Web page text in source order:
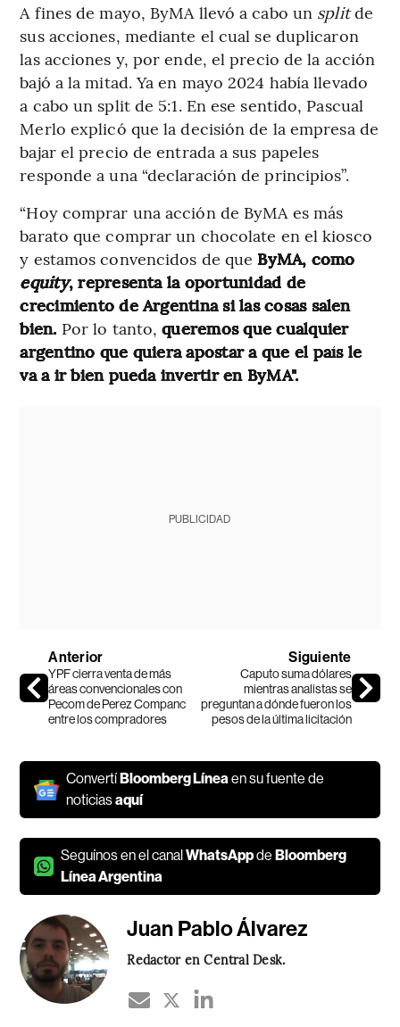
A fines de mayo, ByMA llevó a cabo un splitde
sus acciones, mediante el cual se duplicaron
las acciones y, por ende, el precio de la acción
bajó a la mitad. Ya en mayo 2024 había llevado
a cabo un split de 5:1. En ese sentido, Pascual
Merlo explicó que la decisión de la empresa de
bajar el precio de entrada a sus papeles
responde a una “declaración de principios”.
“Hoy comprar una acción de ByMA es más
barato que comprar un chocolate en el kiosco
y estamos convencidos de que ByMA, como
equity, representa la oportunidad de
crecimiento de Argentina si las cosas salen
bien. Por lo tanto,queremos que cualquier
argentino que quiera apostar a que el país le
va a ir bien pueda invertir en ByMA".
PUBLICIDAD
Anterior
YPF cierra venta de más
áreas convencionales con
Pecom de Perez Companc
entre los compradores
Siguiente
Caputo suma dólares
mientras analistas se
preguntan a dónde fueron los
pesos de la última licitación
Convertí Bloomberg Líneaen su fuente de
noticiasaquí
Seguínos en el canalWhatsAppde Bloomberg
Línea Argentina
Juan Pablo Álvarez
Redactor en Central Desk.